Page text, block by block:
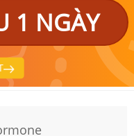
1 NGÀY